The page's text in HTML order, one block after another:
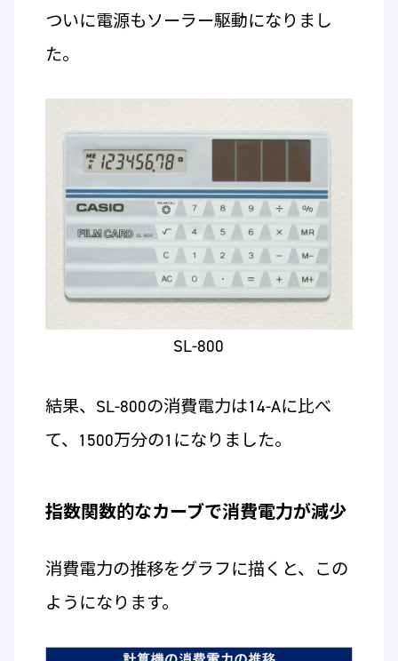
ついに電源もソーラー駆動になりまし
た。
SL-800
結果、SL-800の消費電力は14-Aに比べ
て、1500万分の1になりました。
指数関数的なカーブで消費電力が減少
消費電力の推移をグラフに描くと、この
ようになります。